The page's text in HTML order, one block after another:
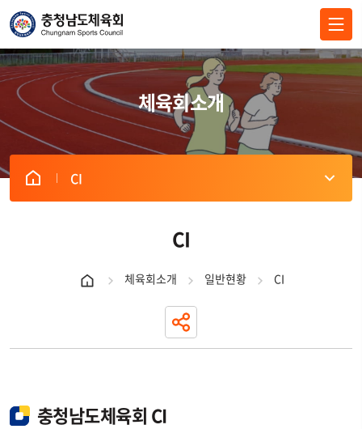
전체메뉴 닫기
체육회소개
CI
CI
체육회소개 일반현황 CI
충청남도체육회 CI